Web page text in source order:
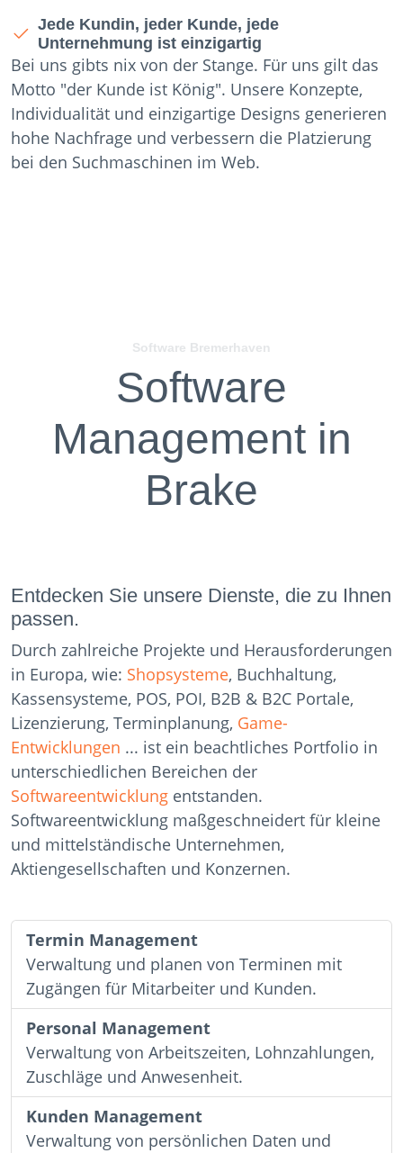
Jede Kundin, jeder Kunde, jede
Unternehmung ist einzigartig
Bei uns gibts nix von der Stange. Für uns gilt das
Motto "der Kunde ist König". Unsere Konzepte,
Individualität und einzigartige Designs generieren
hohe Nachfrage und verbessern die Platzierung
bei den Suchmaschinen im Web.
Software Bremerhaven
Software
Management in
Brake
Entdecken Sie unsere Dienste, die zu Ihnen
passen.
Durch zahlreiche Projekte und Herausforderungen
in Europa, wie: Shopsysteme, Buchhaltung,
Kassensysteme, POS, POI, B2B & B2C Portale,
Lizenzierung, Terminplanung, Game-
Entwicklungen ... ist ein beachtliches Portfolio in
unterschiedlichen Bereichen der
Softwareentwicklung entstanden.
Softwareentwicklung maßgeschneidert für kleine
und mittelständische Unternehmen,
Aktiengesellschaften und Konzernen.
Termin Management
Verwaltung und planen von Terminen mit
Zugängen für Mitarbeiter und Kunden.
Personal Management
Verwaltung von Arbeitszeiten, Lohnzahlungen,
Zuschläge und Anwesenheit.
Kunden Management
Verwaltung von persönlichen Daten und